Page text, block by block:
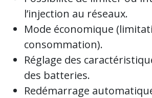
l’injection au réseaux.
Mode économique
consommation).
Réglage des
des batteries.
Redémarrage